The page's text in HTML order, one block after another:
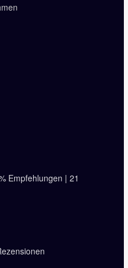
Empfehlungen | 21